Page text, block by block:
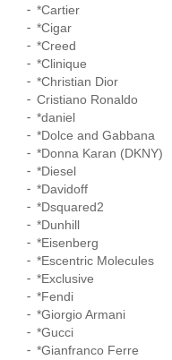
*Cartier
*Cigar
*Creed
*Clinique
*Christian Dior
Cristiano Ronaldo
*daniel
*Dolce and Gabbana
*Donna Karan (DKNY)
*Diesel
*Davidoff
*Dsquared2
*Dunhill
*Eisenberg
*Escentric Molecules
*Exclusive
*Fendi
*Giorgio Armani
*Gucci
*Gianfranco Ferre